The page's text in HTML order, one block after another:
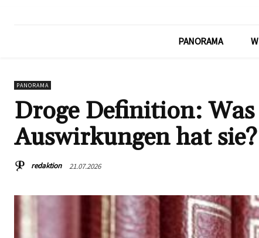
PANORAMA
PANORAMA
Droge Definition:
Auswirkungen hat sie?
redaktion 21.07.2026